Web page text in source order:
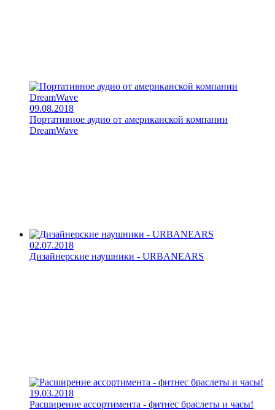
09.08.2018
Портативное аудио от американской компании
DreamWave
02.07.2018
Дизайнерские наушники - URBANEARS
19.03.2018
Расширение ассортимента - фитнес браслеты и часы!